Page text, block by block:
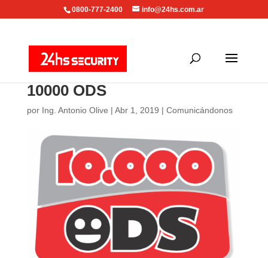
0800-777-2400 info@24hs.com.ar
10000 ODS
por Ing. Antonio Olive | Abr 1, 2019 | Comunicándonos